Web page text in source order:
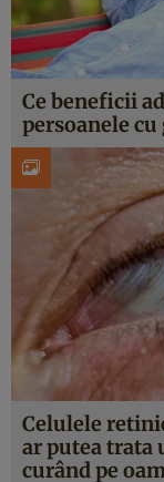
Ce beneficii
persoanele cu
Celulele
ar putea trata
curând pe